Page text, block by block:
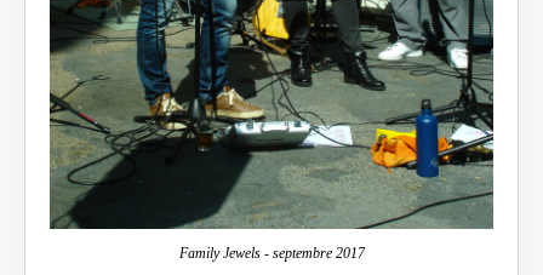
Family Jewels - septembre 2017